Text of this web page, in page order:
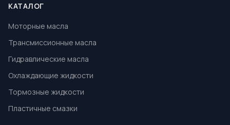
КАТАЛОГ
Моторные масла
Трансмиссионные масла
Гидравлические масла
Охлаждающие жидкости
Тормозные жидкости
Пластичные смазки